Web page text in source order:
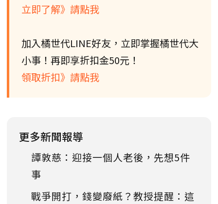
立即了解》請點我
加入橘世代LINE好友，立即掌握橘世代大
小事！再即享折扣金50元！
領取折扣》請點我
更多新聞報導
譚敦慈：迎接一個人老後，先想5件
事
戰爭開打，錢變廢紙？教授提醒：這